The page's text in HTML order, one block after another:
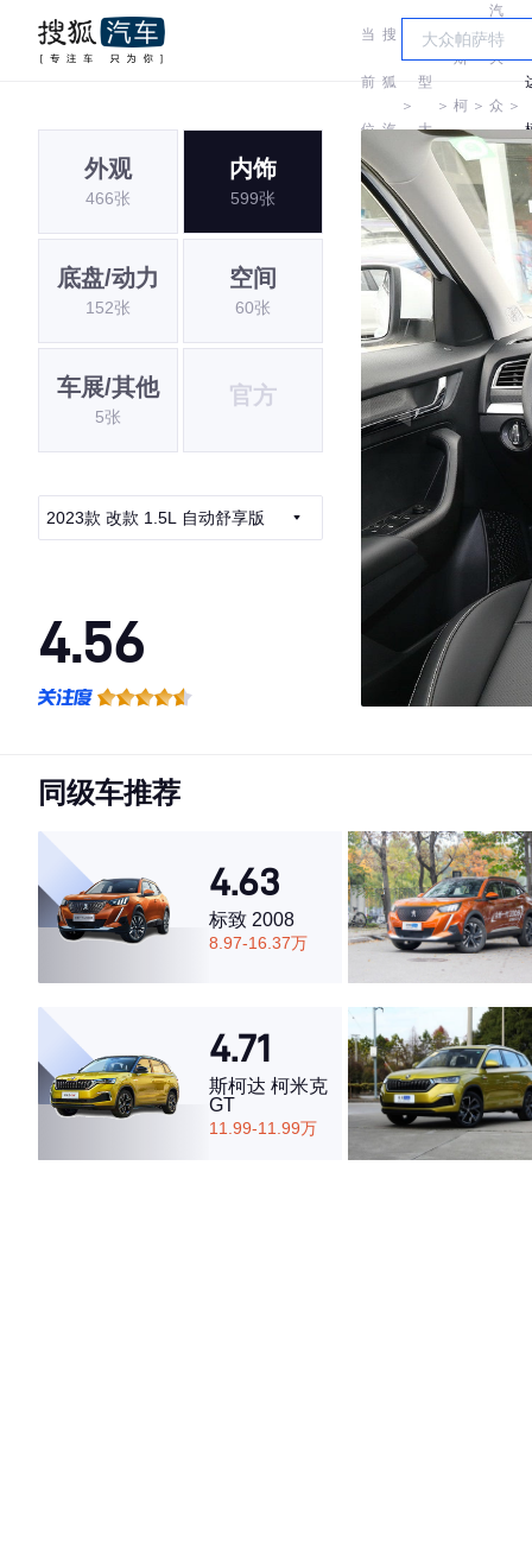
当
前
位
置:
搜
狐
汽
车
＞
车
型
大
＞
斯
柯
达
＞
汽
大
众
斯
达
＞
外观
466张
内饰
599张
底盘/动力
152张
空间
60张
车展/其他
5张
官方
2023款 改款 1.5L 自动舒享版
4.56
·空间表现较为优秀，优于69%同级车
同级车推荐
4.63
标致 2008
8.97-16.37万
4.71
斯柯达 柯米克
GT
11.99-11.99万